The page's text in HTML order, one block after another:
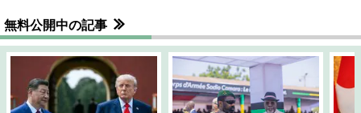
無料公開中の記事